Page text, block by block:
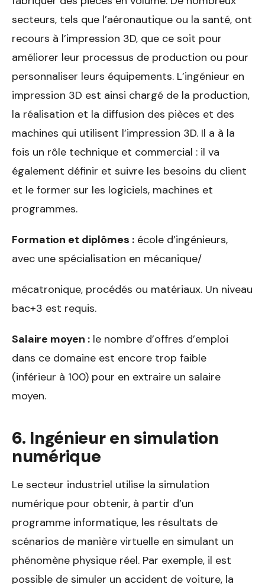
secteurs, tels que l’aéronautique ou la santé, ont
recours à l’impression 3D, que ce soit pour
améliorer leur processus de production ou pour
personnaliser leurs équipements. L’ingénieur en
impression 3D est ainsi chargé de la production,
la réalisation et la diffusion des pièces et des
machines qui utilisent l’impression 3D. Il a à la
fois un rôle technique et commercial : il va
également définir et suivre les besoins du client
et le former sur les logiciels, machines et
programmes.
Formation et diplômes : école d’ingénieurs,
avec une spécialisation en mécanique/
mécatronique, procédés ou matériaux. Un niveau
bac+3 est requis.
Salaire moyen : le nombre d’offres d’emploi
dans ce domaine est encore trop faible
(inférieur à 100) pour en extraire un salaire
moyen.
6. Ingénieur en simulation
numérique
Le secteur industriel utilise la simulation
numérique pour obtenir, à partir d’un
programme informatique, les résultats de
scénarios de manière virtuelle en simulant un
phénomène physique réel. Par exemple, il est
possible de simuler un accident de voiture, la